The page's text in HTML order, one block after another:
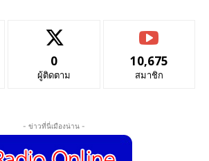
0
ผู้ติดตาม
10,675
สมาชิก
- ข่าวที่นี่เมืองน่าน -